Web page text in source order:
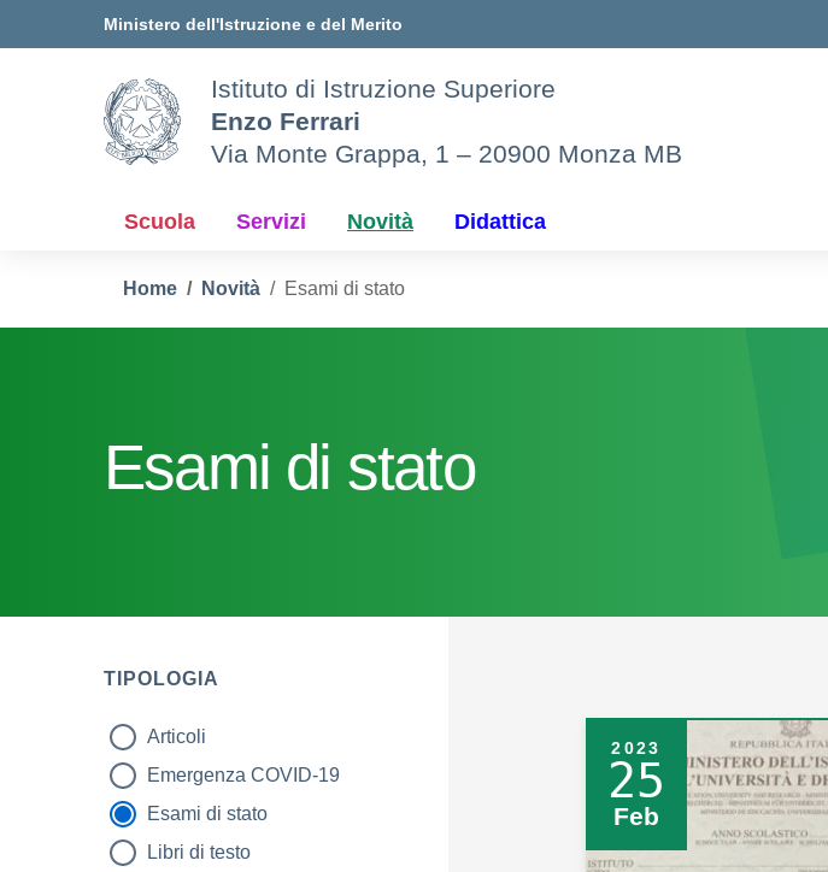
Ministero dell'Istruzione e del Merito
Istituto di Istruzione Superiore
Enzo Ferrari
Via Monte Grappa, 1 – 20900 Monza MB
Scuola Servizi Novità Didattica
Home Novità Esami di stato
Esami di stato
TIPOLOGIA
tipologia di articoli
Articoli
Emergenza COVID-19
Esami di stato
Libri di testo
2023
25
Feb